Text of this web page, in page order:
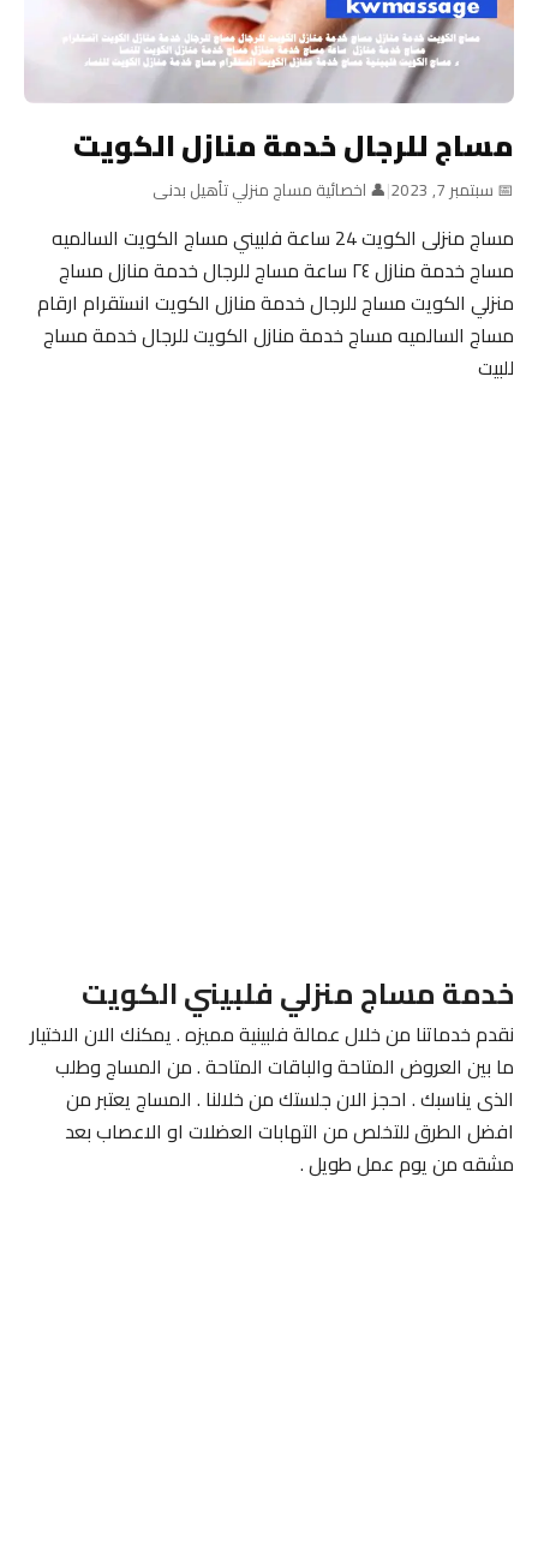
مساج للرجال خدمة منازل الكويت
📅 سبتمبر 7, 2023 |👤 اخصائية مساج منزلي تأهيل بدنى
مساج منزلى الكويت 24 ساعة فلبيني مساج الكويت السالميه
مساج خدمة منازل ٢٤ ساعة مساج للرجال خدمة منازل مساج
منزلي الكويت مساج للرجال خدمة منازل الكويت انستقرام ارقام
مساج السالميه مساج خدمة منازل الكويت للرجال خدمة مساج
للبيت
خدمة مساج منزلي فلبيني الكويت
نقدم خدماتنا من خلال عمالة فلبينية مميزه . يمكنك الان الاختيار
ما بين العروض المتاحة والباقات المتاحة . من المساج وطلب
الذى يناسبك . احجز الان جلستك من خلالنا . المساج يعتبر من
افضل الطرق للتخلص من التهابات العضلات او الاعصاب بعد
مشقه من يوم عمل طويل .